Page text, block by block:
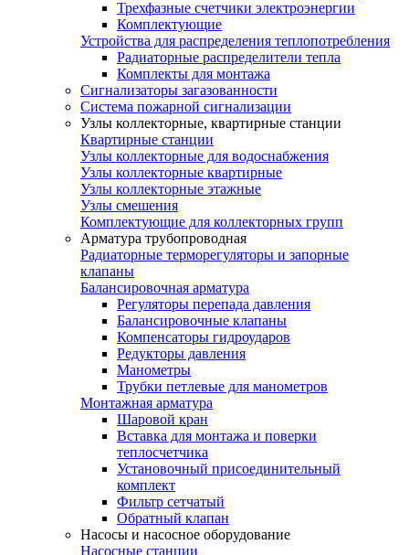
Трехфазные счетчики электроэнергии
Комплектующие
Устройства для распределения теплопотребления
Радиаторные распределители тепла
Комплекты для монтажа
Сигнализаторы загазованности
Система пожарной сигнализации
Узлы коллекторные, квартирные станции
Квартирные станции
Узлы коллекторные для водоснабжения
Узлы коллекторные квартирные
Узлы коллекторные этажные
Узлы смешения
Комплектующие для коллекторных групп
Арматура трубопроводная
Радиаторные терморегуляторы и запорные
клапаны
Балансировочная арматура
Регуляторы перепада давления
Балансировочные клапаны
Компенсаторы гидроударов
Редукторы давления
Манометры
Трубки петлевые для манометров
Монтажная арматура
Шаровой кран
Вставка для монтажа и поверки
теплосчетчика
Установочный присоединительный
комплект
Фильтр сетчатый
Обратный клапан
Насосы и насосное оборудование
Насосные станции